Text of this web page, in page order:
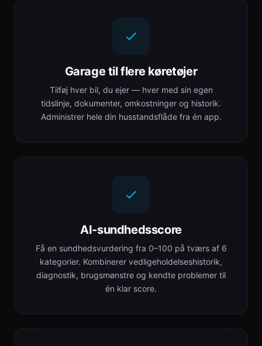
Garage til flere køretøjer
Tilføj hver bil, du ejer — hver med sin egen
tidslinje, dokumenter, omkostninger og historik.
Administrer hele din husstandsflåde fra én app.
AI-sundhedsscore
Få en sundhedsvurdering fra 0–100 på tværs af 6
kategorier. Kombinerer vedligeholdelseshistorik,
diagnostik, brugsmønstre og kendte problemer til
én klar score.